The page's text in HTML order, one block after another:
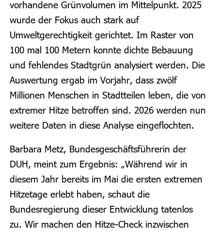
vorhandene Grünvolumen im Mittelpunkt. 2025
wurde der Fokus auch stark auf
Umweltgerechtigkeit gerichtet. Im Raster von
100 mal 100 Metern konnte dichte Bebauung
und fehlendes Stadtgrün analysiert werden. Die
Auswertung ergab im Vorjahr, dass zwölf
Millionen Menschen in Stadtteilen leben, die von
extremer Hitze betroffen sind. 2026 werden nun
weitere Daten in diese Analyse eingeflochten.
Barbara Metz, Bundesgeschäftsführerin der
DUH, meint zum Ergebnis: „Während wir in
diesem Jahr bereits im Mai die ersten extremen
Hitzetage erlebt haben, schaut die
Bundesregierung dieser Entwicklung tatenlos
zu. Wir machen den Hitze-Check inzwischen